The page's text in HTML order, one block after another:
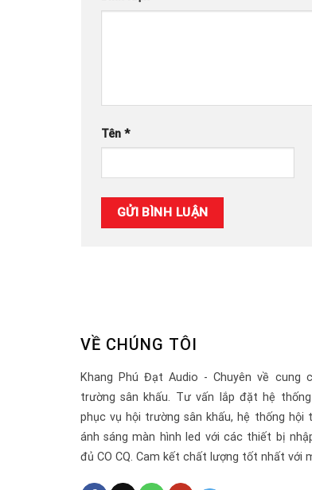
Tên *
VỀ CHÚNG TÔI
Khang Phú Đạt Audio - Chuyên về cung
trường sân khấu. Tư vấn lắp đặt hệ
phục vụ hội trường sân khấu, hệ thống hội
ánh sáng màn hình led với các thiết bị
đủ CO CQ. Cam kết chất lượng tốt nhất với